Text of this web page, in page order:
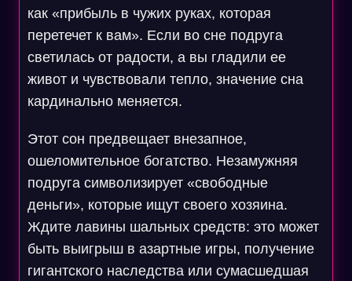
как «прибыль в чужих руках, которая
перетечет к вам». Если во сне подруга
светилась от радости, а вы гладили ее
живот и чувствовали тепло, значение сна
кардинально меняется.
Этот сон предвещает внезапное,
ошеломительное богатство. Незамужняя
подруга символизирует «свободные
деньги», которые ищут своего хозяина.
Ждите лавины шальных средств: это может
быть выигрыш в азартные игры, получение
гигантского наследства или сумасшедшая